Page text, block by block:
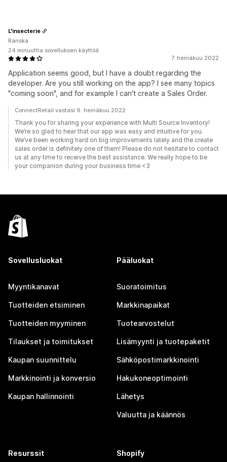
7. heinäkuu 2022
Application seems good, but I have a doubt regarding the
developer. Are you still working on the app? I see many topics
"coming soon", and for example I can't create a Sales Order.
L'insecterie
Ranska
24 minuuttia sovelluksen käyttöä
ConnectRetail vastasi 9. heinäkuu 2022
Thank you for sharing your experience with Multi Source Inventory!
We’re so glad to hear that our app was easy and intuitive for you.
We’ve been working hard on big improvements lately and the create
sales order is definitely one of them! Please do not hesitate to contact
us at any time to receive the best assistance. We really hope to be
your companion during your business time <3
Sovellusluokat
Myyntikanavat
Tuotteiden etsiminen
Tuotteiden myyminen
Tilaukset ja toimitukset
Kaupan suunnittelu
Markkinointi ja konversio
Kaupan hallinnointi
Pääluokat
Suoratoimitus
Markkinapaikat
Tuotearvostelut
Lisämyynti ja tuotepaketit
Sähköpostimarkkinointi
Hakukoneoptimointi
Lähetys
Valuutta ja käännös
Resurssit Shopify